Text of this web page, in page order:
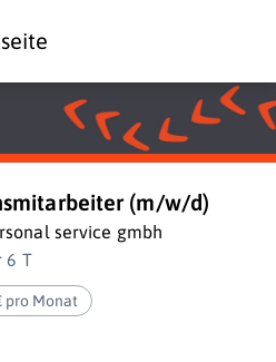
(m/w/d)
service gmbh
6 T
pro Monat